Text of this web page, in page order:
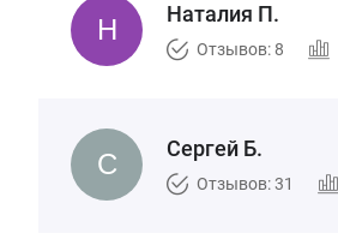
Наталия П.
Отзывов: 8
Сергей Б.
Отзывов: 31